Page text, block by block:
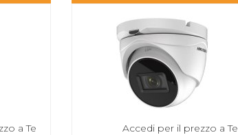
a Te
Accedi per il prezzo a Te